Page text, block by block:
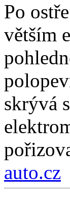
Po
větším
skrývá
auto.cz